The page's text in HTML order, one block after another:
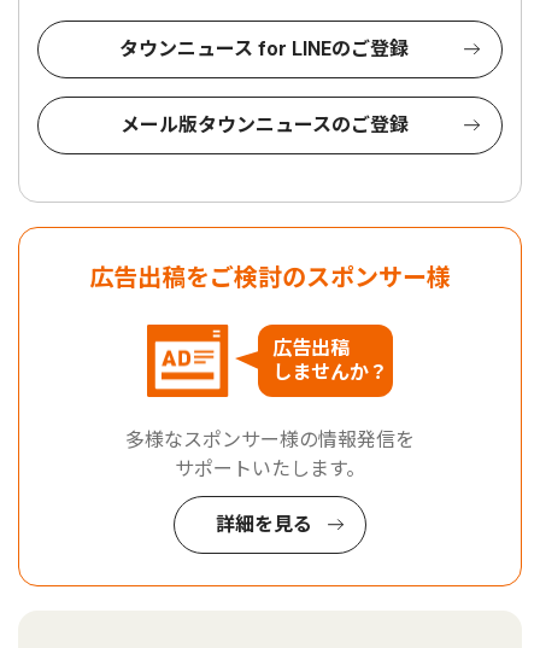
タウンニュース for LINEのご登録
メール版タウンニュースのご登録
広告出稿をご検討のスポンサー様
広告出稿
しませんか？
多様なスポンサー様の情報発信を
サポートいたします。
詳細を見る